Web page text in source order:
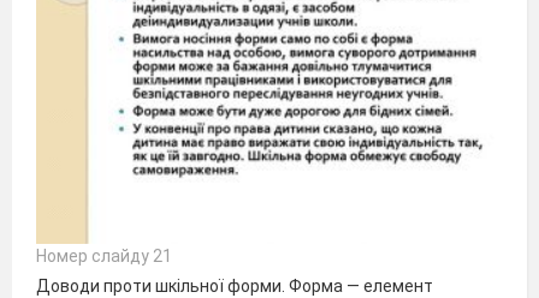
Номер слайду 21
Доводи проти шкільної форми. Форма — елемент